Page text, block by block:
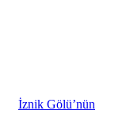
İznik Gölü’nün